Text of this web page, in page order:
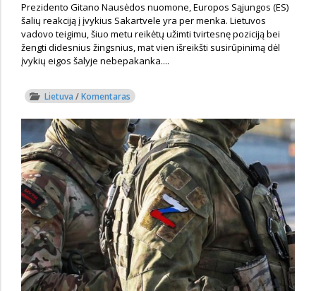
Prezidento Gitano Nausėdos nuomone, Europos Sąjungos (ES)
šalių reakciją į įvykius Sakartvele yra per menka. Lietuvos
vadovo teigimu, šiuo metu reikėtų užimti tvirtesnę poziciją bei
žengti didesnius žingsnius, mat vien išreikšti susirūpinimą dėl
įvykių eigos šalyje nebepakanka....
Lietuva /Komentaras